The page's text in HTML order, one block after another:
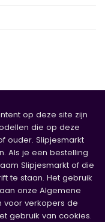
op deze site zijn
die op deze
ouder. Slipjesmarkt
Als je een bestelling
Slipjesmarkt of die
te staan. Het gebruik
onze Algemene
voor verkopers de
gebruik van cookies.